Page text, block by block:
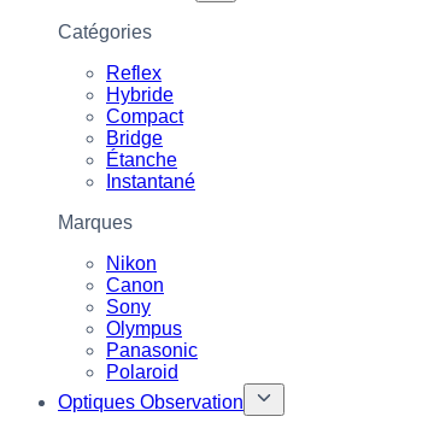
Catégories
Reflex
Hybride
Compact
Bridge
Étanche
Instantané
Marques
Nikon
Canon
Sony
Olympus
Panasonic
Polaroid
Optiques Observation